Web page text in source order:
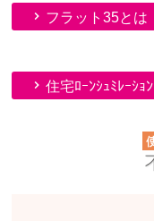
フラット35とは
住宅ﾛｰﾝｼｭﾐﾚｰｼｮﾝ